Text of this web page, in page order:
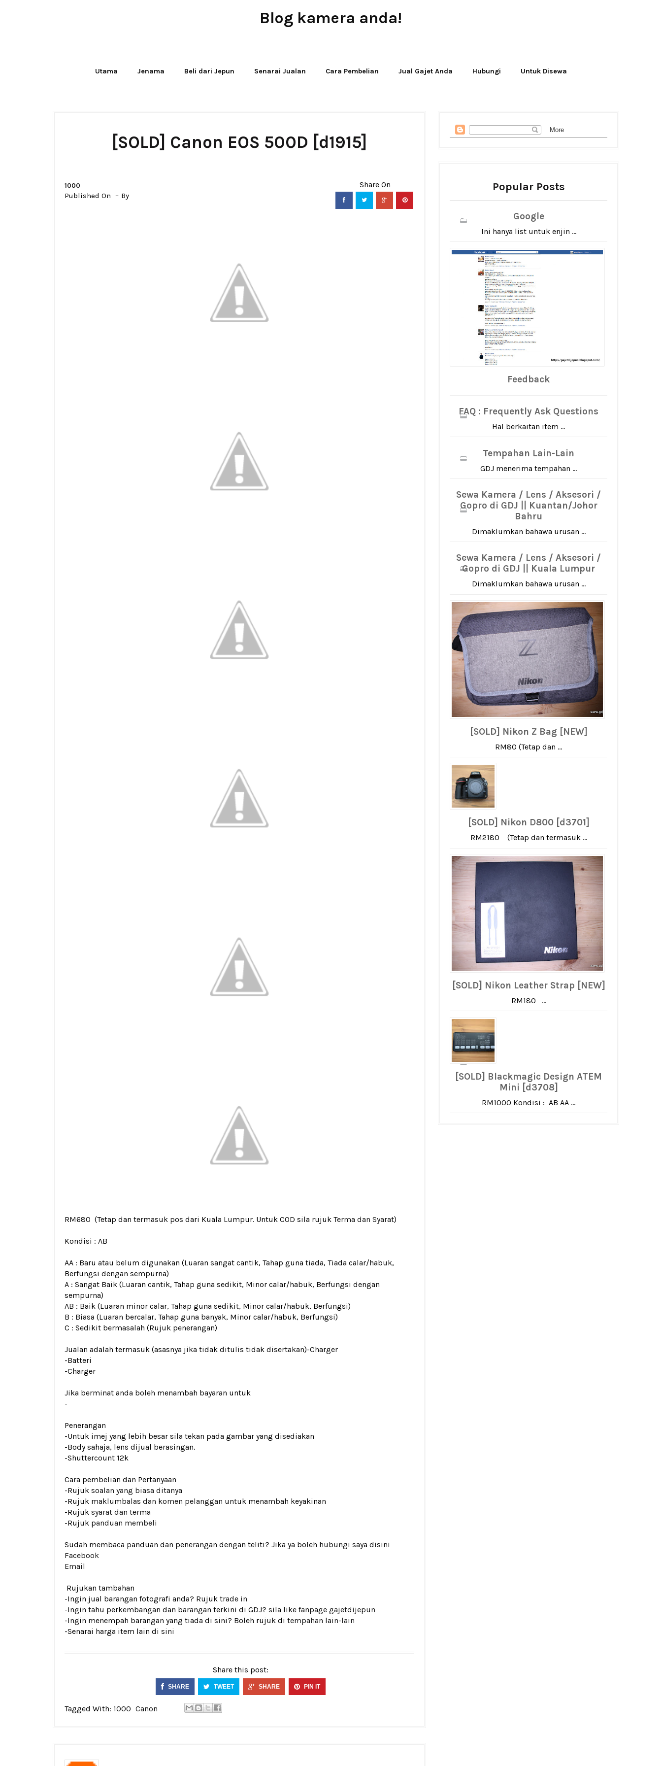
Blog kamera anda!
Utama Jenama Beli dari Jepun Senarai Jualan Cara Pembelian Jual Gajet Anda Hubungi Untuk Disewa
[SOLD] Canon EOS 500D [d1915]
1000
Published On By
RM680 (Tetap dan termasuk pos dari Kuala Lumpur. Untuk COD sila rujuk Terma dan Syarat)
Kondisi : AB
AA : Baru atau belum digunakan (Luaran sangat cantik, Tahap guna tiada, Tiada calar/habuk,
Berfungsi dengan sempurna)
A : Sangat Baik (Luaran cantik, Tahap guna sedikit, Minor calar/habuk, Berfungsi dengan
sempurna)
AB : Baik (Luaran minor calar, Tahap guna sedikit, Minor calar/habuk, Berfungsi)
B : Biasa (Luaran bercalar, Tahap guna banyak, Minor calar/habuk, Berfungsi)
C : Sedikit bermasalah (Rujuk penerangan)
Jualan adalah termasuk (asasnya jika tidak ditulis tidak disertakan)-Charger
-Batteri
-Charger
Jika berminat anda boleh menambah bayaran untuk
-
Penerangan
-Untuk imej yang lebih besar sila tekan pada gambar yang disediakan
-Body sahaja, lens dijual berasingan.
-Shuttercount 12k
Cara pembelian dan Pertanyaan
-Rujuk soalan yang biasa ditanya
-Rujuk maklumbalas dan komen pelanggan untuk menambah keyakinan
-Rujuk syarat dan terma
-Rujuk panduan membeli
Sudah membaca panduan dan penerangan dengan teliti? Jika ya boleh hubungi saya disini
Facebook
Email
Rujukan tambahan
-Ingin jual barangan fotografi anda? Rujuk trade in
-Ingin tahu perkembangan dan barangan terkini di GDJ? sila like fanpage gajetdijepun
-Ingin menempah barangan yang tiada di sini? Boleh rujuk di tempahan lain-lain
-Senarai harga item lain di sini
Share this post:
SHARE TWEET SHARE PIN IT
Tagged With: 1000 Canon
Popular Posts
Google
Ini hanya list untuk enjin ...
Feedback
FAQ : Frequently Ask Questions
Hal berkaitan item ...
Tempahan Lain-Lain
GDJ menerima tempahan ...
Sewa Kamera / Lens / Aksesori /
Gopro di GDJ || Kuantan/Johor
Bahru
Dimaklumkan bahawa urusan ...
Sewa Kamera / Lens / Aksesori /
Gopro di GDJ || Kuala Lumpur
Dimaklumkan bahawa urusan ...
[SOLD] Nikon Z Bag [NEW]
RM80 (Tetap dan ...
[SOLD] Nikon D800 [d3701]
RM2180 (Tetap dan termasuk ...
[SOLD] Nikon Leather Strap [NEW]
RM180 ...
[SOLD] Blackmagic Design ATEM
Mini [d3708]
RM1000 Kondisi : AB AA ...